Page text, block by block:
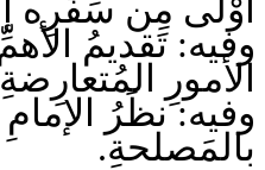
أَوْلَى مِن سَفَرِه
وفيه: تَقديمُ
الأمورِ
وفيه: نظَرُ
بالمَصلحةِ.